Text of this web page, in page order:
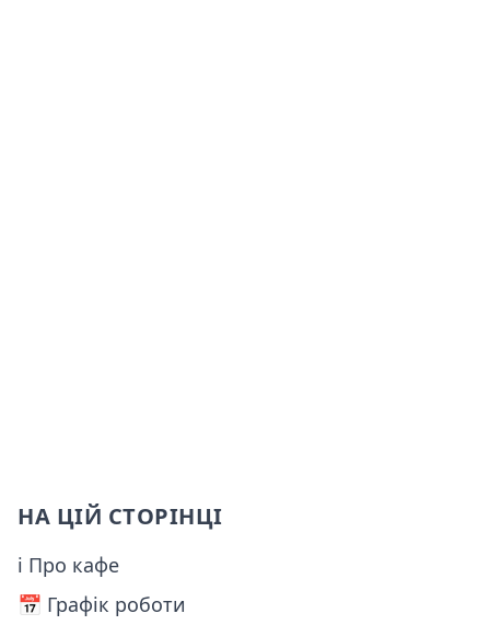
НА ЦІЙ СТОРІНЦІ
ℹ Про кафе
📅️ Графік роботи